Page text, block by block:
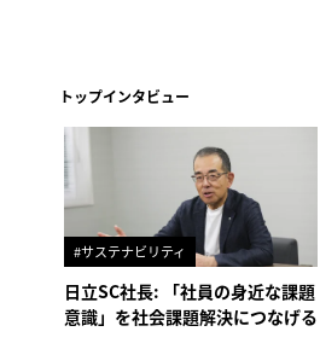
トップインタビュー
#サステナビリティ
日立SC社長: 「社員の身近な課題
意識」を社会課題解決につなげる